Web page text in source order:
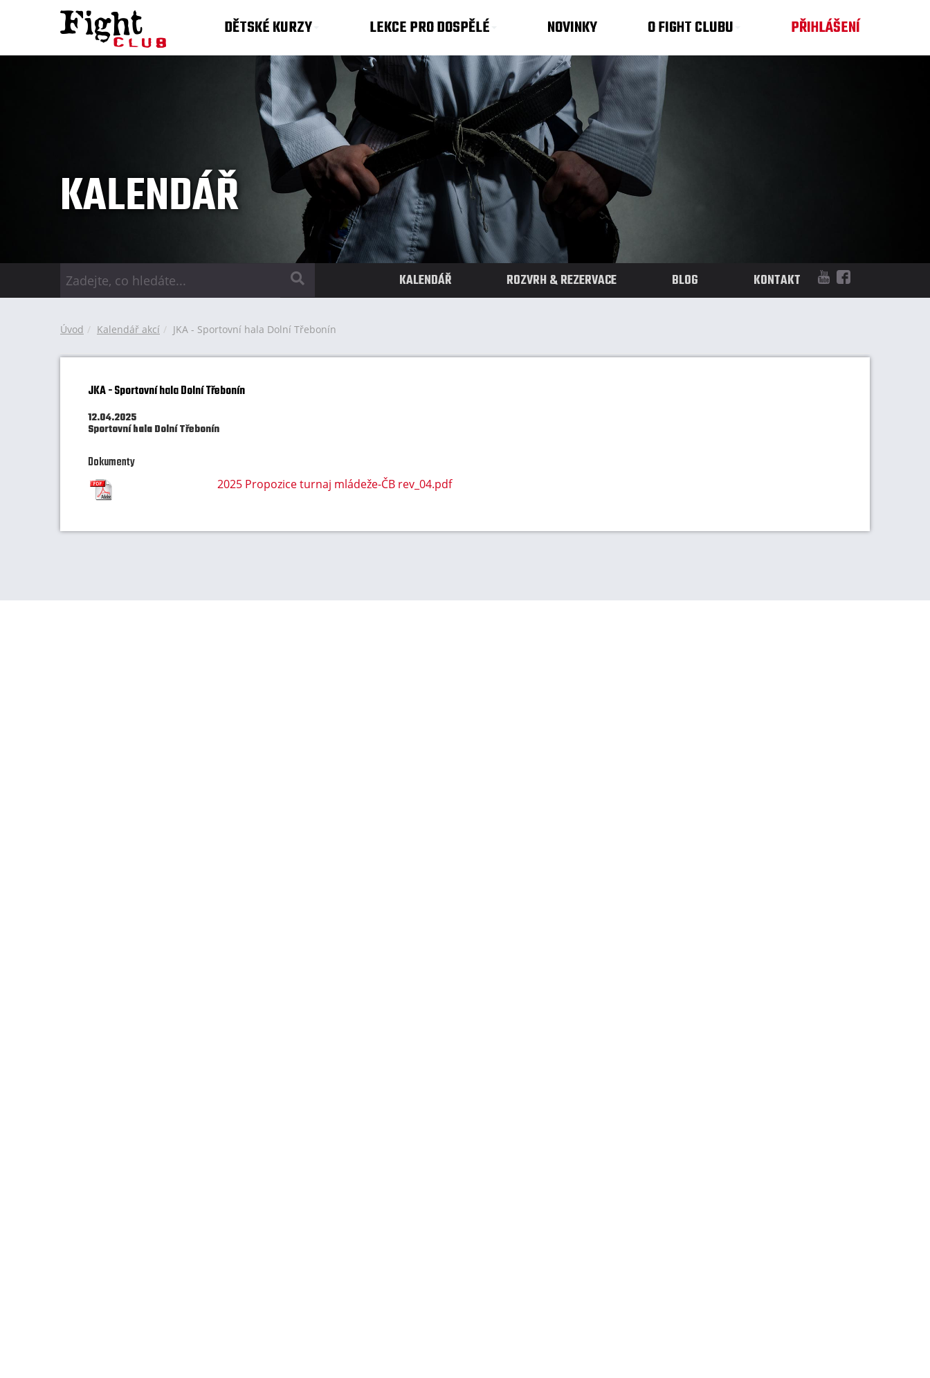
DĚTSKÉ KURZY LEKCE PRO DOSPĚLÉ NOVINKY O FIGHT CLUBU PŘIHLÁŠENÍ
KALENDÁŘ
KALENDÁŘ ROZVRH & REZERVACE BLOG KONTAKT
Úvod Kalendář akcí JKA - Sportovní hala Dolní Třebonín
JKA - Sportovní hala Dolní Třebonín
12.04.2025
Sportovní hala Dolní Třebonín
Dokumenty
2025 Propozice turnaj mládeže-ČB rev_04.pdf